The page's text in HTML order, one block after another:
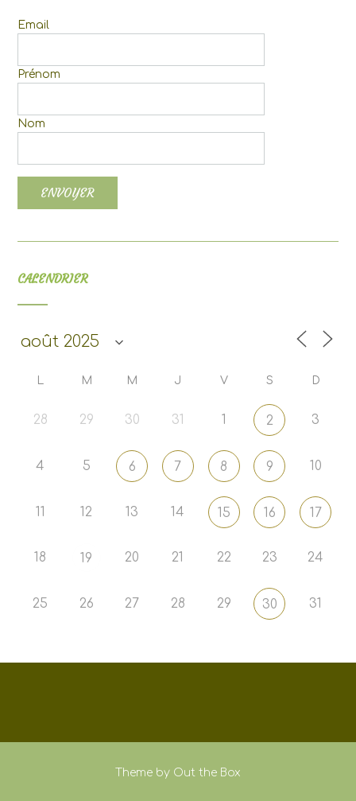
Email
Prénom
Nom
CALENDRIER
L M M J V S D
28 29 30 31 2 3
4 5 6 7 8 9 10
11 12 13 14 15 16 17
18 19 20 21 22 23 24
25 26 27 28 29 30 31
Theme by Out the Box